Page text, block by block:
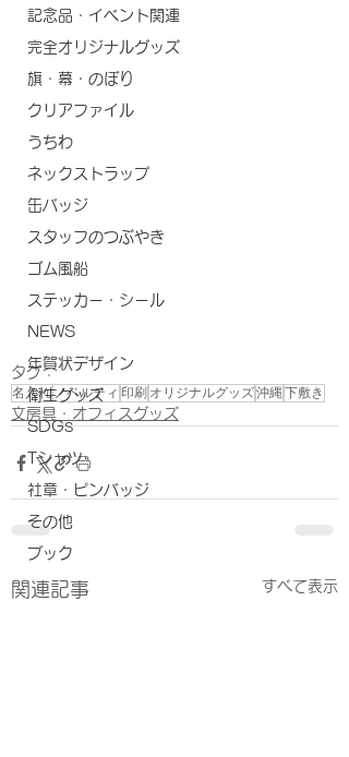
記念品・イベント関連
完全オリジナルグッズ
旗・幕・のぼり
クリアファイル
うちわ
ネックストラップ
缶バッジ
スタッフのつぶやき
ゴム風船
ステッカー・シール
NEWS
年賀状デザイン
衛生グッズ
SDGs
Tシャツ
社章・ピンバッジ
その他
ブック
タグ：
名入れノベルティ 印刷 オリジナルグッズ沖縄下敷き
文房具・オフィスグッズ
関連記事 すべて表示